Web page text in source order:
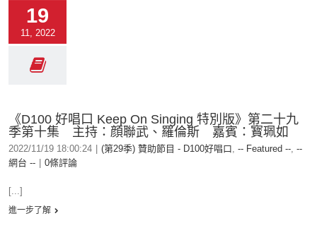
19
11, 2022
《D100 好唱口 Keep On Singing 特別版》第二十九
季第十集 主持：顔聯武、羅倫斯 嘉賓：寳珮如
2022/11/19 18:00:24 (第29季) 贊助節目 - D100好唱口, -- Featured --, --
網台 --
0條評論
[...]
進一步了解